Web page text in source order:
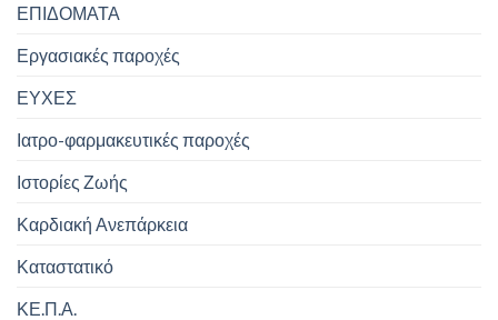
ΕΠΙΔΟΜΑΤΑ
Εργασιακές παροχές
ΕΥΧΕΣ
Ιατρο-φαρμακευτικές παροχές
Ιστορίες Ζωής
Καρδιακή Ανεπάρκεια
Καταστατικό
ΚΕ.Π.Α.